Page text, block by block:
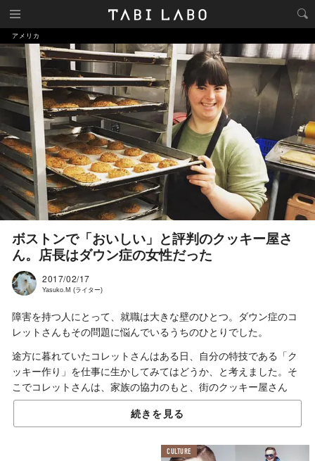
アメリカ
ボストンで「おいしい」と評判のクッキー屋さ
ん。店長はダウン症の女性だった
2017/02/17
Yasuko.M (ライター)
障害を持つ人にとって、就職は大きな壁のひとつ。ダウン症のコ
レットさんもその問題に悩んでいるうちのひとりでした。
途方に暮れていたコレットさんはある日、自分の特技である「ク
ッキー作り」を仕事に生かしてみてはどうか、と考えました。そ
こでコレットさんは、家族の協力のもと、街のクッキー屋さん
「Collettey's Cookies」をオープンすることにしたのです。
地元ボストンで評判の
続きを見る
CULTURE